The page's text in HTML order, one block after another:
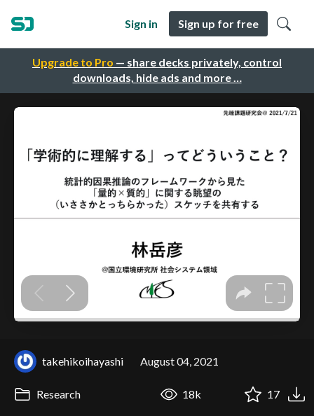
Upgrade to Pro — share decks privately, control
downloads, hide ads and more …
Sign in Sign up for free
takehikoihayashi August 04, 2021
Research 18k 17